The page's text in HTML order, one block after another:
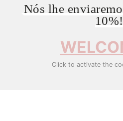
Nós lhe
10%!
Click to activate the